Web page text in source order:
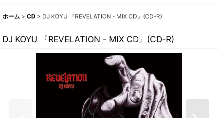
ホーム > CD > DJ KOYU 『REVELATION - MIX CD』(CD-R)
DJ KOYU 『REVELATION - MIX CD』(CD-R)